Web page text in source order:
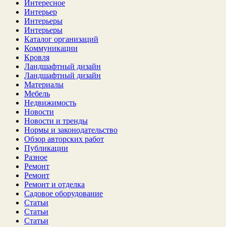
Интересное
Интерьер
Интерьеры
Интерьеры
Каталог организаций
Коммуникации
Кровля
Ландшафтный дизайн
Ландшафтный дизайн
Материалы
Мебель
Недвижимость
Новости
Новости и тренды
Нормы и законодательство
Обзор авторских работ
Публикации
Разное
Ремонт
Ремонт
Ремонт и отделка
Садовое оборудование
Статьи
Статьи
Статьи